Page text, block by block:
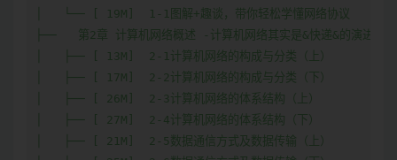
│   └── [ 19M]  1-1图解+趣谈，带你轻松学懂网络协议
├──   第2章 计算机网络概述 -计算机网络其实是&快递&的演进史/
│   ├── [ 13M]  2-1计算机网络的构成与分类（上）
│   ├── [ 17M]  2-2计算机网络的构成与分类（下）
│   ├── [ 26M]  2-3计算机网络的体系结构（上）
│   ├── [ 27M]  2-4计算机网络的体系结构（下）
│   ├── [ 21M]  2-5数据通信方式及数据传输（上）